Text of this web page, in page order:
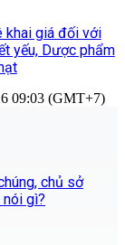
khai giá đối với
yếu, Dược phẩm
09:03 (GMT+7)
chủ sở
nói gì?